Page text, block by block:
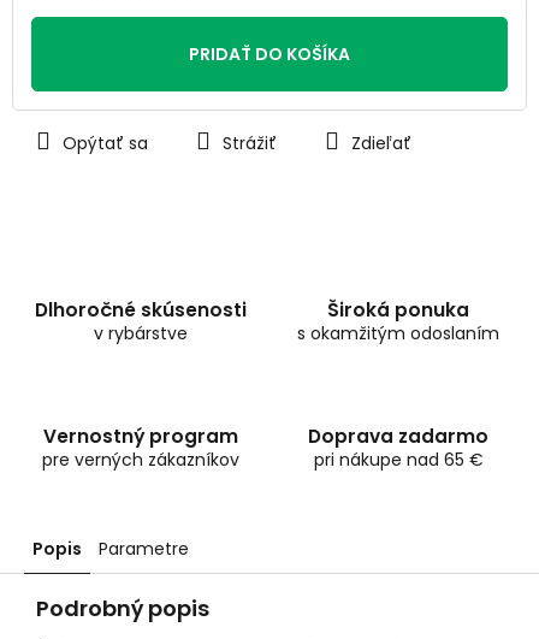
Jednotková
PRIDAŤ DO KOŠÍKA
Opýtať sa Strážiť Zdieľať
Dlhoročné skúsenosti
v rybárstve
Široká ponuka
s okamžitým odoslaním
Vernostný program
pre verných zákazníkov
Doprava zadarmo
pri nákupe nad 65 €
Popis Parametre
Podrobný popis